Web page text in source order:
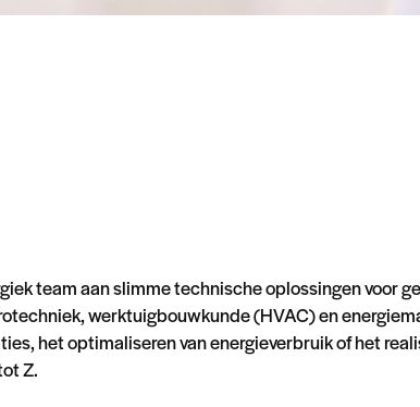
team aan slimme technische oplossingen voor
werktuigbouwkunde (HVAC) en
het optimaliseren van energieverbruik of het
Z.